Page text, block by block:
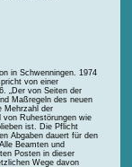
in Schwenningen. 1974
von einer
„Der von Seiten der
Maßregeln des neuen
Mehrzahl der
von Ruhestörungen wie
ist. Die Pflicht
Abgaben dauert für den
Beamten und
Posten in dieser
Wege davon